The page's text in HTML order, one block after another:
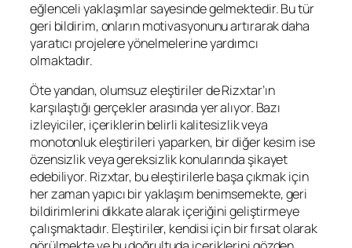
eğlenceli yaklaşımlar sayesinde gelmektedir. Bu tür
geri bildirim, onların motivasyonunu artırarak daha
yaratıcı projelere yönelmelerine yardımcı
olmaktadır.
Öte yandan, olumsuz eleştiriler de Rizxtar’ın
karşılaştığı gerçekler arasında yer alıyor. Bazı
izleyiciler, içeriklerin belirli kalitesizlik veya
monotonluk eleştirileri yaparken, bir diğer kesim ise
özensizlik veya gereksizlik konularında şikayet
edebiliyor. Rizxtar, bu eleştirilerle başa çıkmak için
her zaman yapıcı bir yaklaşım benimsemekte, geri
bildirimlerini dikkate alarak içeriğini geliştirmeye
çalışmaktadır. Eleştiriler, kendisi için bir fırsat olarak